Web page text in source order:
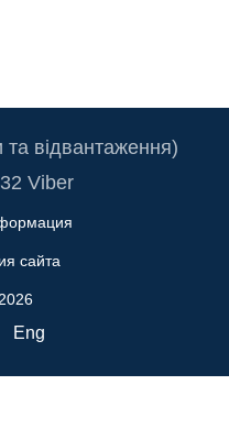
відвантаження)
Viber
сайта
Eng